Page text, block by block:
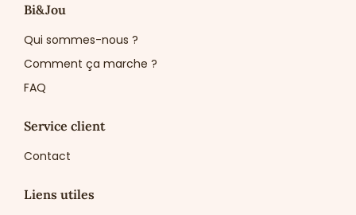
Bi&Jou
Qui sommes-nous ?
Comment ça marche ?
FAQ
Service client
Contact
Liens utiles